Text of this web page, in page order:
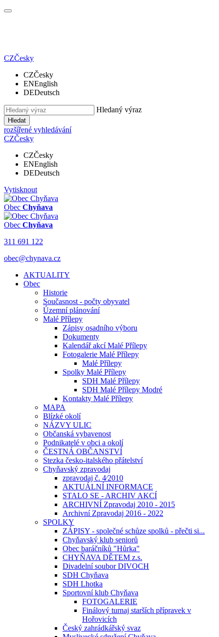
CZČesky
CZČesky
ENEnglish
DEDeutsch
Hledaný výraz
Hledat
rozšířené vyhledávání
CZČesky
CZČesky
ENEnglish
DEDeutsch
Vytisknout
Obec Chyňava
Obec Chyňava
311 691 122
obec@chynava.cz
AKTUALITY
Obec
Historie
Současnost - počty obyvatel
Územní plánování
Malé Přílepy
Zápisy osadního výboru
Dokumenty
Kalendář akcí Malé Přílepy
Fotogalerie Malé Přílepy
Malé Přílepy
Spolky Malé Přílepy
SDH Malé Přílepy
SDH Malé Přílepy Modré
Kontakty Malé Přílepy
MAPA
Blízké okolí
NÁZVY ULIC
Občanská vybavenost
Podnikatelé v obci a okolí
ČESTNÁ OBČANSTVÍ
Stezka česko-italského přátelství
Chyňavský zpravodaj
zpravodaj č. 4⁄2010
AKTUÁLNÍ INFORMACE
STALO SE - ARCHIV AKCÍ
ARCHIVNÍ Zpravodaj 2010 - 2015
Archivní Zpravodaj 2016 - 2022
SPOLKY
ZÁPISY - společné schůze spolků - přečti si...
Chyňavský klub seniorů
Obec baráčníků "Hůrka"
CHYŇAVA DĚTEM z.s.
Divadelní soubor DIVOCH
SDH Chyňava
SDH Lhotka
Sportovní klub Chyňava
FOTOGALERIE
Finálový turnaj starších přípravek v
Hořovicích
Český zahrádkářský svaz